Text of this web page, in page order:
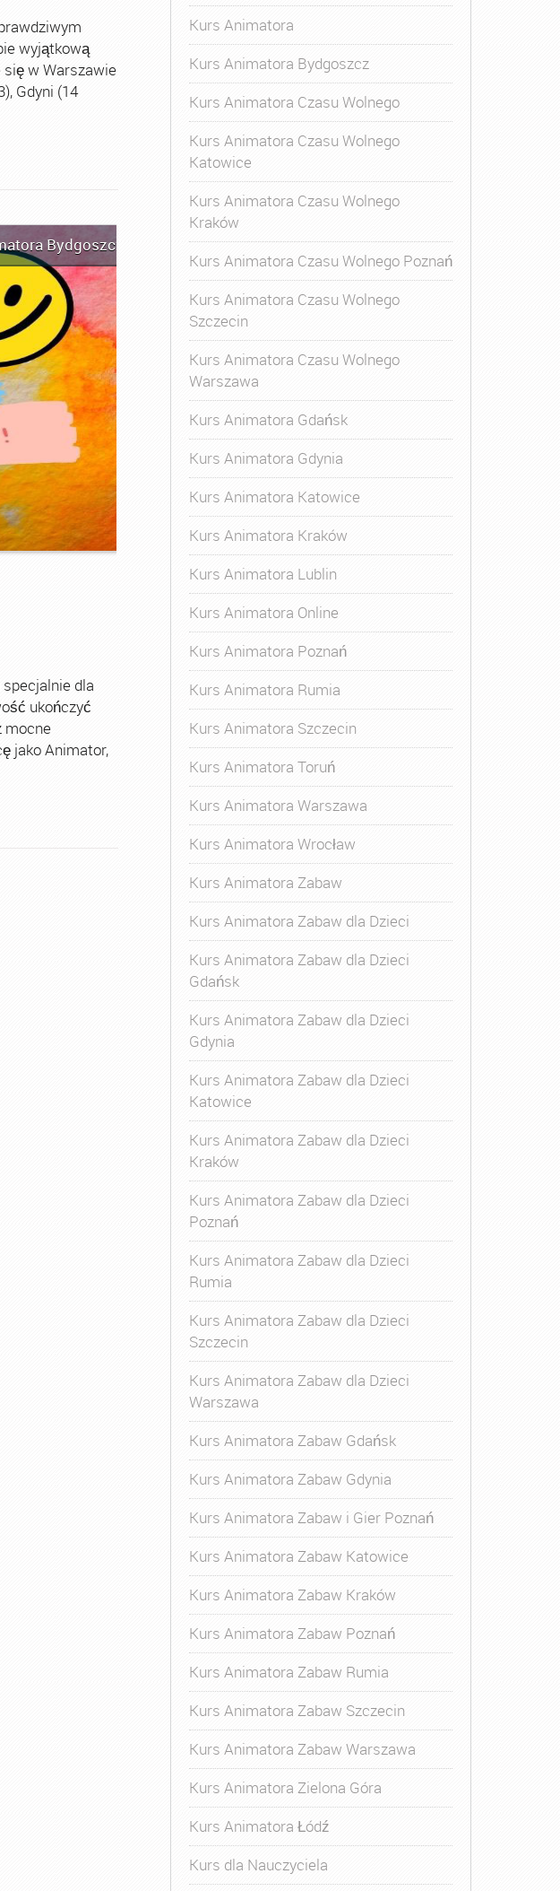
wyjątkową
się w Warszawie
Gdyni (14
Bydgoszcz Kurs Animatora Czasu Wolnego,Kurs Animatora Czasu
dla
ukończyć
mocne
jako Animator,
Kurs Animatora
Kurs Animatora Bydgoszcz
Kurs Animatora Czasu Wolnego
Kurs Animatora Czasu Wolnego
Katowice
Kurs Animatora Czasu Wolnego
Kraków
Kurs Animatora Czasu Wolnego Poznań
Kurs Animatora Czasu Wolnego
Szczecin
Kurs Animatora Czasu Wolnego
Warszawa
Kurs Animatora Gdańsk
Kurs Animatora Gdynia
Kurs Animatora Katowice
Kurs Animatora Kraków
Kurs Animatora Lublin
Kurs Animatora Online
Kurs Animatora Poznań
Kurs Animatora Rumia
Kurs Animatora Szczecin
Kurs Animatora Toruń
Kurs Animatora Warszawa
Kurs Animatora Wrocław
Kurs Animatora Zabaw
Kurs Animatora Zabaw dla Dzieci
Kurs Animatora Zabaw dla Dzieci
Gdańsk
Kurs Animatora Zabaw dla Dzieci
Gdynia
Kurs Animatora Zabaw dla Dzieci
Katowice
Kurs Animatora Zabaw dla Dzieci
Kraków
Kurs Animatora Zabaw dla Dzieci
Poznań
Kurs Animatora Zabaw dla Dzieci
Rumia
Kurs Animatora Zabaw dla Dzieci
Szczecin
Kurs Animatora Zabaw dla Dzieci
Warszawa
Kurs Animatora Zabaw Gdańsk
Kurs Animatora Zabaw Gdynia
Kurs Animatora Zabaw i Gier Poznań
Kurs Animatora Zabaw Katowice
Kurs Animatora Zabaw Kraków
Kurs Animatora Zabaw Poznań
Kurs Animatora Zabaw Rumia
Kurs Animatora Zabaw Szczecin
Kurs Animatora Zabaw Warszawa
Kurs Animatora Zielona Góra
Kurs Animatora Łódź
Kurs dla Nauczyciela